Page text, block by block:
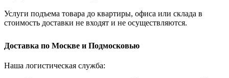
Услуги подъема товара до квартиры, офиса или склада в
стоимость доставки не входят и не осуществляются.
Доставка по Москве и Подмосковью
Наша логистическая служба: